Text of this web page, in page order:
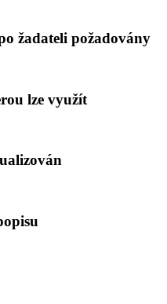
žadateli požadovány
lze využít